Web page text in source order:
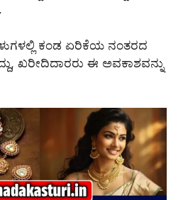
ಕಂಡ ಏರಿಕೆಯ ನಂತರದ
ಖರೀದಿದಾರರು ಈ ಅವಕಾಶವನ್ನು